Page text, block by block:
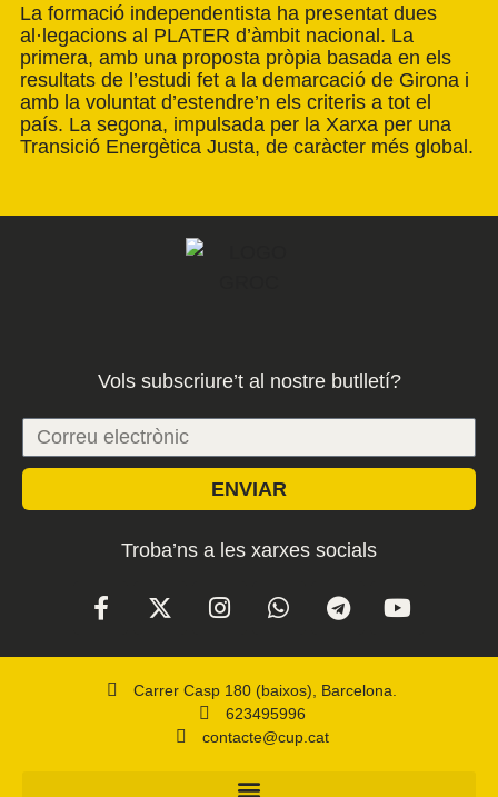
La formació independentista ha presentat dues
al·legacions al PLATER d’àmbit nacional. La
primera, amb una proposta pròpia basada en els
resultats de l’estudi fet a la demarcació de Girona i
amb la voluntat d’estendre’n els criteris a tot el
país. La segona, impulsada per la Xarxa per una
Transició Energètica Justa, de caràcter més global.
Vols subscriure’t al nostre butlletí?
ENVIAR
Troba’ns a les xarxes socials
Carrer Casp 180 (baixos), Barcelona.
623495996
contacte@cup.cat